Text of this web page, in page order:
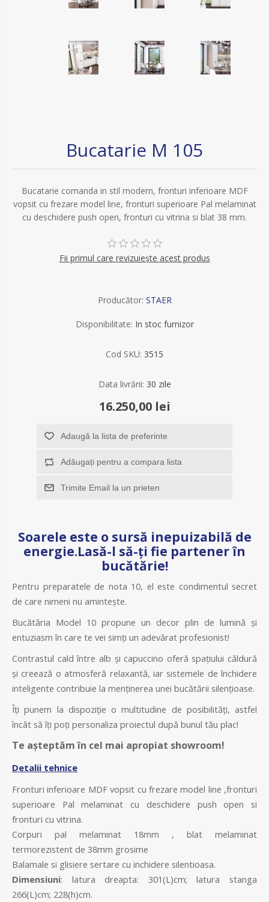
Bucatarie M 105
Bucatarie comanda in stil modern, fronturi inferioare MDF
vopsit cu frezare model line, fronturi superioare Pal melaminat
cu deschidere push open, fronturi cu vitrina si blat 38 mm.
Fii primul care revizuiește acest produs
Producător: STAER
Disponibilitate: In stoc furnizor
Cod SKU: 3515
Data livrării: 30 zile
16.250,00 lei
Adaugă la lista de preferinte
Adăugați pentru a compara lista
Trimite Email la un prieten
Soarele este o sursă inepuizabilă de
energie.Lasă-l să-ți fie partener în
bucătărie!
Pentru preparatele de nota 10, el este condimentul secret
de care nimeni nu amintește.
Bucătăria Model 10 propune un decor plin de lumină și
entuziasm în care te vei simți un adevărat profesionist!
Contrastul cald între alb și capuccino oferă spațiului căldură
și creează o atmosferă relaxantă, iar sistemele de închidere
inteligente contribuie la menținerea unei bucătării silențioase.
Îți punem la dispoziție o multitudine de posibilități, astfel
încât să îți poți personaliza proiectul după bunul tău plac!
Te așteptăm în cel mai apropiat showroom!
Detalii tehnice
Fronturi inferioare MDF vopsit cu frezare model line ,fronturi
superioare Pal melaminat cu deschidere push open si
fronturi cu vitrina.
Corpuri pal melaminat 18mm , blat melaminat
termorezistent de 38mm grosime
Balamale si glisiere sertare cu inchidere silentioasa.
Dimensiuni: latura dreapta: 301(L)cm; latura stanga
266(L)cm; 228(h)cm.